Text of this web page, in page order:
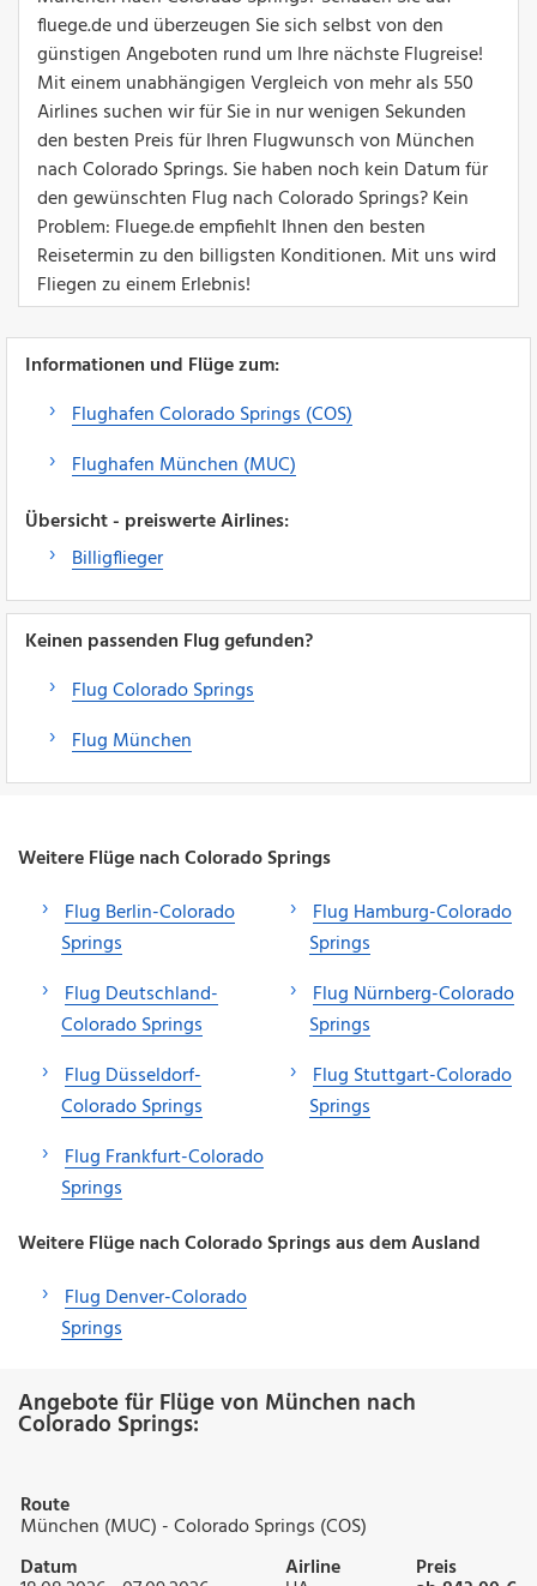
fluege.de und überzeugen Sie sich selbst von den
günstigen Angeboten rund um Ihre nächste Flugreise!
Mit einem unabhängigen Vergleich von mehr als 550
Airlines suchen wir für Sie in nur wenigen Sekunden
den besten Preis für Ihren Flugwunsch von München
nach Colorado Springs. Sie haben noch kein Datum für
den gewünschten Flug nach Colorado Springs? Kein
Problem: Fluege.de empfiehlt Ihnen den besten
Reisetermin zu den billigsten Konditionen. Mit uns wird
Fliegen zu einem Erlebnis!
Informationen und Flüge zum:
Flughafen Colorado Springs (COS)
Flughafen München (MUC)
Übersicht - preiswerte Airlines:
Billigflieger
Keinen passenden Flug gefunden?
Flug Colorado Springs
Flug München
Weitere Flüge nach Colorado Springs
Flug Berlin-Colorado
Springs
Flug Deutschland-
Colorado Springs
Flug Düsseldorf-
Colorado Springs
Flug Frankfurt-Colorado
Springs
Flug Hamburg-Colorado
Springs
Flug Nürnberg-Colorado
Springs
Flug Stuttgart-Colorado
Springs
Weitere Flüge nach Colorado Springs aus dem Ausland
Flug Denver-Colorado
Springs
Angebote für Flüge von München nach
Colorado Springs:
Route
München (MUC) - Colorado Springs (COS)
Datum
Airline Preis